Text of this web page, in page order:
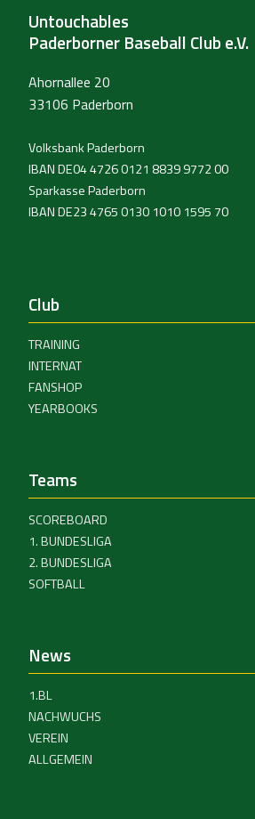
Untouchables
Paderborner Baseball Club e.V.
Ahornallee 20
33106 Paderborn
Volksbank Paderborn
IBAN DE04 4726 0121 8839 9772 00
Sparkasse Paderborn
IBAN DE23 4765 0130 1010 1595 70
Club
TRAINING
INTERNAT
FANSHOP
YEARBOOKS
Teams
SCOREBOARD
1. BUNDESLIGA
2. BUNDESLIGA
SOFTBALL
News
1.BL
NACHWUCHS
VEREIN
ALLGEMEIN